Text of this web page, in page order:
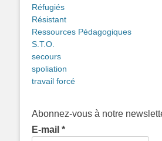
Réfugiés
Résistant
Ressources Pédagogiques
S.T.O.
secours
spoliation
travail forcé
Abonnez-vous à notre
E-mail *